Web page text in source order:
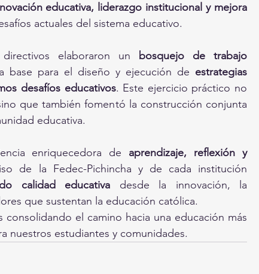
educativa, liderazgo institucional y mejora
actuales del sistema educativo.
elaboraron un bosquejo de trabajo
base para el diseño y ejecución de estrategias
desafíos educativos. Este ejercicio práctico no
que también fomentó la construcción conjunta
educativa.
enriquecedora de aprendizaje, reflexión y
de la Fedec-Pichincha y de cada institución
calidad educativa desde la innovación, la
que sustentan la educación católica.
el camino hacia una educación más
nuestros estudiantes y comunidades.